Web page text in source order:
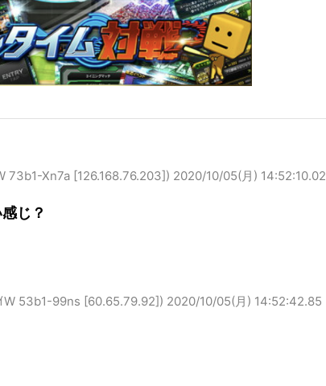
73b1-Xn7a [126.168.76.203]) 2020/10/05(月) 14:52:10.02
じ？
W 53b1-99ns [60.65.79.92]) 2020/10/05(月) 14:52:42.85